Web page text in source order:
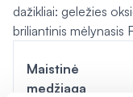
dažikliai: geležies
briliantinis mėlynasis
Maistinė
medžiaga